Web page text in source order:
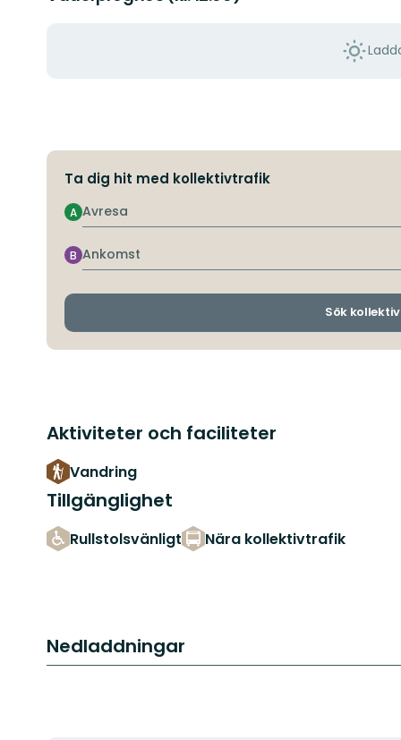
Ta dig hit med kollektivtrafik
Avresa
A
Ankomst
B
Sök
Aktiviteter och faciliteter
Vandring
Tillgänglighet
Rullstolsvänligt Nära kollektivtrafik
Nedladdningar